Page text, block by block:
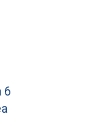
6